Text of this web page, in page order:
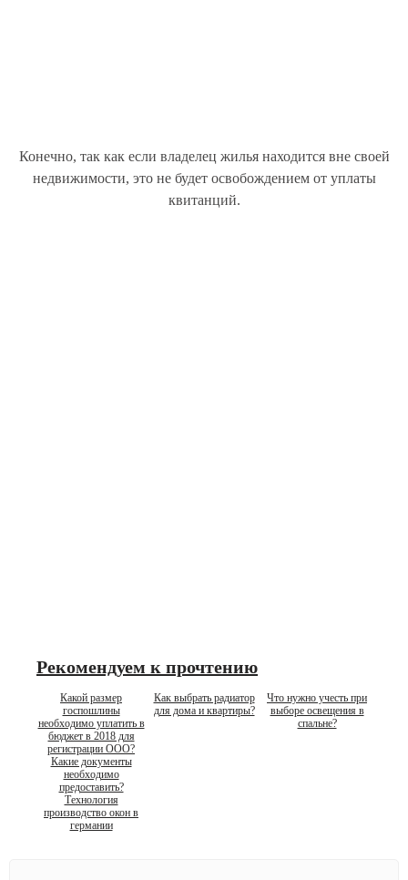
Конечно, так как если владелец жилья находится вне своей
недвижимости, это не будет освобождением от уплаты
квитанций.
Рекомендуем к прочтению
Какой размер
госпошлины
необходимо уплатить в
бюджет в 2018 для
регистрации ООО?
Какие документы
необходимо
предоставить?
Как выбрать радиатор
для дома и квартиры?
Что нужно учесть при
выборе освещения в
спальне?
Технология
производство окон в
германии